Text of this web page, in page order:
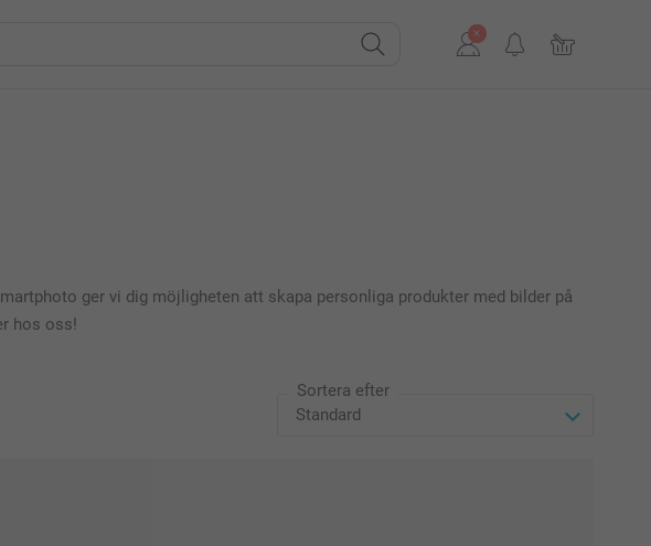
ger vi dig möjligheten att skapa personliga produkter med bilder på
hos oss!
Sortera efter